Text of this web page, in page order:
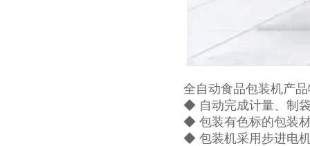
全自动食品包装机产
◆ 自动完成计量、制
◆ 包装有色标的包装
◆ 包装机采用步进电